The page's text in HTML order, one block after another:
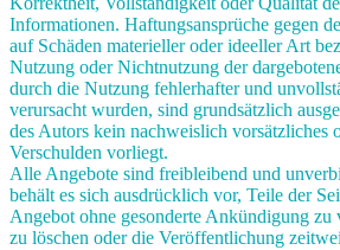
Informationen. Haftungsansprüche gegen
auf Schäden materieller oder ideeller Art
Nutzung oder Nichtnutzung der
durch die Nutzung fehlerhafter und
verursacht wurden, sind grundsätzlich
des Autors kein nachweislich vorsätzliches
Verschulden vorliegt.
Alle Angebote sind freibleibend und
behält es sich ausdrücklich vor, Teile der
Angebot ohne gesonderte Ankündigung zu
zu löschen oder die Veröffentlichung